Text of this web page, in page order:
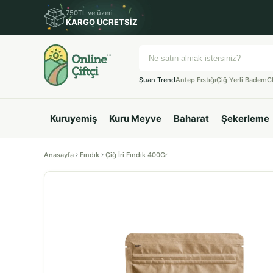
750TL ve üzeri
KARGO ÜCRETSİZ
Şuan TrendAntep FıstığıÇiğ Yerli Badem
Kuruyemiş Kuru Meyve Baharat Şekerleme
Anasayfa Fındık Çiğ İri Fındık 400Gr